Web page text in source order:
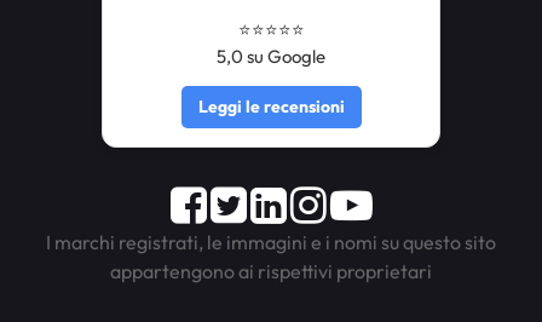
⭐️⭐️⭐️⭐️⭐️
5,0 su Google
Leggi le recensioni
Facebook
TwitterLinkedInInstagram
Youtube
I marchi registrati, le immagini e i nomi su questo sito
appartengono ai rispettivi proprietari